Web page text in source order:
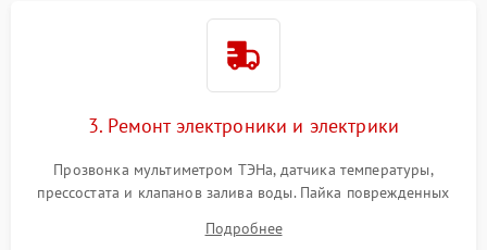
3. Ремонт электроники и электрики
Прозвонка мультиметром ТЭНа, датчика температуры,
прессостата и клапанов залива воды. Пайка поврежденных
Восстановление целостности проводки и контактов.
Подробнее